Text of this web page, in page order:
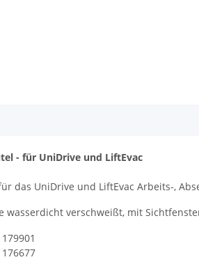
- für UniDrive und LiftEvac
das UniDrive und LiftEvac Arbeits-,
wasserdicht verschweißt, mit